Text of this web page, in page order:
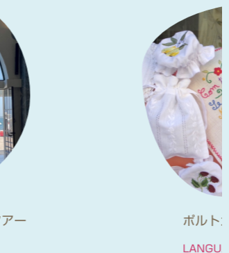
ポルトガル語学留学